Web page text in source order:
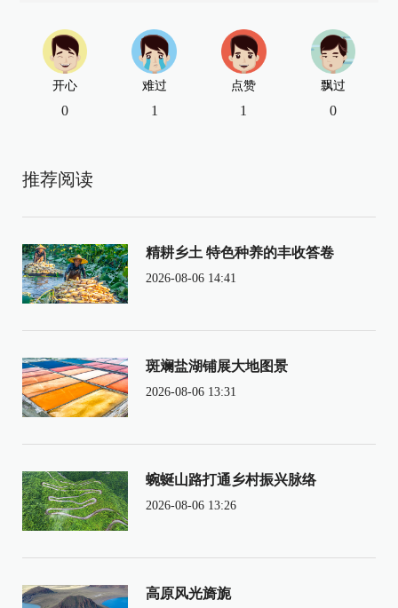
开心
0
难过
1
点赞
1
飘过
0
推荐阅读
精耕乡土 特色种养的丰收答卷
2026-08-06 14:41
斑斓盐湖铺展大地图景
2026-08-06 13:31
蜿蜒山路打通乡村振兴脉络
2026-08-06 13:26
高原风光旖旎